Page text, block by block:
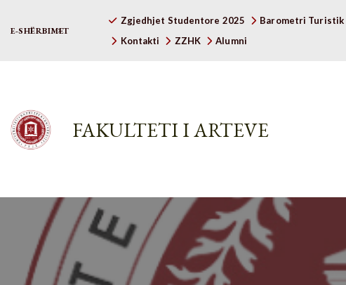
E-SHËRBIMET
Zgjedhjet Studentore 2025 Barometri Turistik
Kontakti
ZZHK Alumni
FAKULTETI I ARTEVE